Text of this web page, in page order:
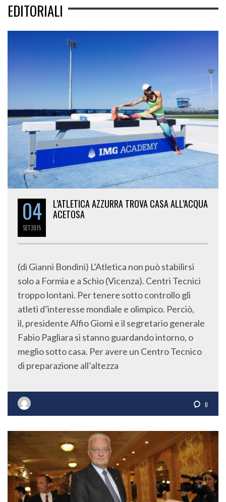
EDITORIALI
04
SET2015
L’ATLETICA AZZURRA TROVA CASA ALL’ACQUA
ACETOSA
(di Gianni Bondini) L’Atletica non può stabilirsi
solo a Formia e a Schio (Vicenza). Centri Tecnici
troppo lontani. Per tenere sotto controllo gli
atleti d’interesse mondiale e olimpico. Perciò,
il, presidente Alfio Giomi e il segretario generale
Fabio Pagliara si stanno guardando intorno, o
meglio sotto casa. Per avere un Centro Tecnico
di preparazione all’altezza
0